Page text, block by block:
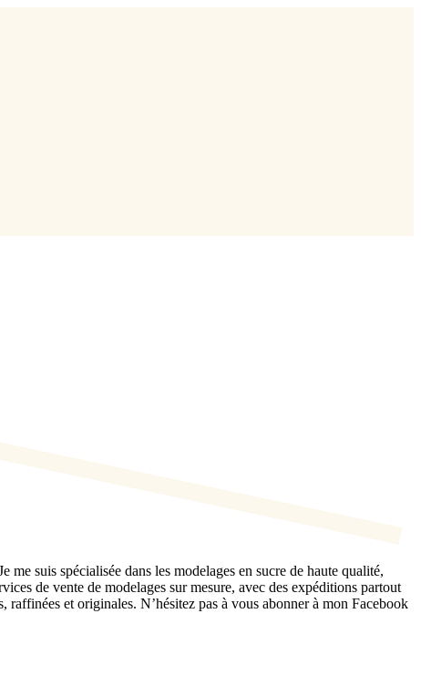
suis spécialisée dans les modelages en sucre de haute qualité,
de vente de modelages sur mesure, avec des expéditions partout
et originales. N’hésitez pas à vous abonner à mon Facebook